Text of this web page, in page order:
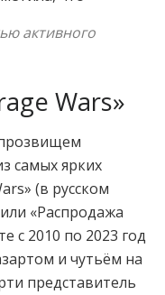
активного
Wars»
самых ярких
(в русском
«Распродажа
с 2010 по 2023 год
и чутьём на
представитель